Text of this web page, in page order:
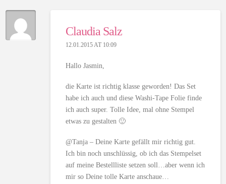
Claudia Salz
12.01.2015 AT 10:09
Hallo Jasmin,
die Karte ist richtig klasse geworden! Das Set
habe ich auch und diese Washi-Tape Folie finde
ich auch super. Tolle Idee, mal ohne Stempel
etwas zu gestalten 🙂
@Tanja – Deine Karte gefällt mir richtig gut.
Ich bin noch unschlüssig, ob ich das Stempelset
auf meine Bestellliste setzen soll…aber wenn ich
mir so Deine tolle Karte anschaue…